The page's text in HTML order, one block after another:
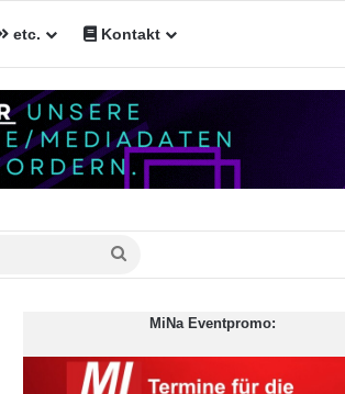
etc. Kontakt
MiNa Eventpromo: